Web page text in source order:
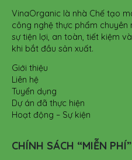
VinaOrganic là nhà Chế tạo
công nghệ thực phẩm chuyên
sự tiện lợi, an toàn, tiết kiệm
khi bắt đầu sản xuất.
Giới thiệu
Liên hệ
Tuyển dụng
Dự án đã thực hiện
Hoạt động – Sự kiện
CHÍNH SÁCH “MIỄN PHÍ”